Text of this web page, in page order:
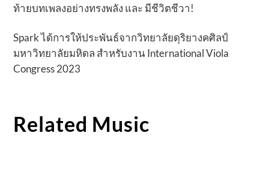
ท้ายบทเพลงอย่างทรงพลัง และ มีชีวิตชีวา!
Spark ได้การให้ประพันธ์จากวิทยาลัยดุริยางคศิลป์
มหาวิทยาลัยมหิดล สำหรับงาน International Viola
Congress 2023
Related Music